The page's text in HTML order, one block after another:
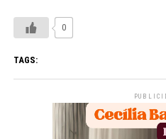
0
TAGS: